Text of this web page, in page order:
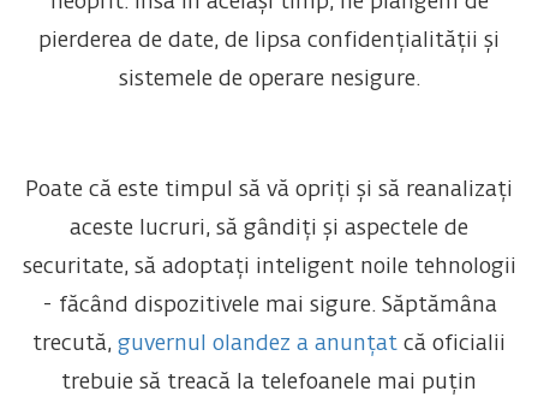
pierderea de date, de lipsa confidențialității și
sistemele de operare nesigure.
Poate că este timpul să vă opriți și să reanalizați
aceste lucruri, să gândiți și aspectele de
securitate, să adoptați inteligent noile tehnologii
- făcând dispozitivele mai sigure. Săptămâna
trecută, guvernul olandez a anunțat că oficialii
trebuie să treacă la telefoanele mai puțin